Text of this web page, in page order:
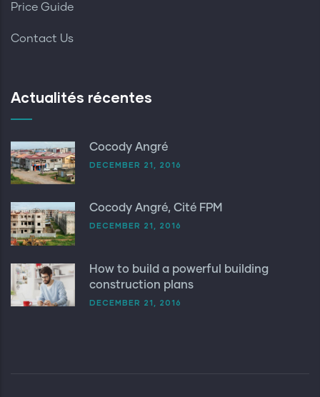
Price Guide
Contact Us
Actualités récentes
Cocody Angré
DECEMBER 21, 2016
Cocody Angré, Cité FPM
DECEMBER 21, 2016
How to build a powerful building
construction plans
DECEMBER 21, 2016